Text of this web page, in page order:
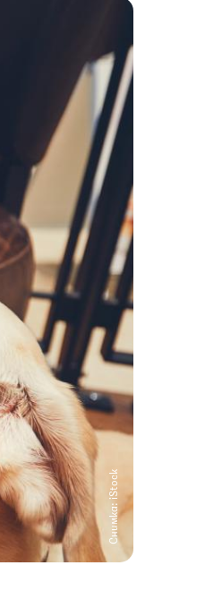
Снимка: iStock